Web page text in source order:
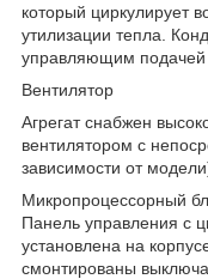
который циркулирует
утилизации тепла.
управляющим подачей
Вентилятор
Агрегат снабжен
вентилятором с
зависимости от
Микропроцессорный
Панель управления с
установлена на
смонтированы